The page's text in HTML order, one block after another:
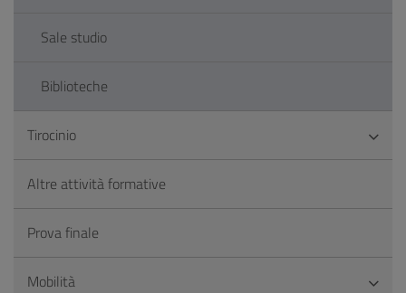
Sale studio
Biblioteche
Tirocinio
Altre attività formative
Prova finale
Mobilità